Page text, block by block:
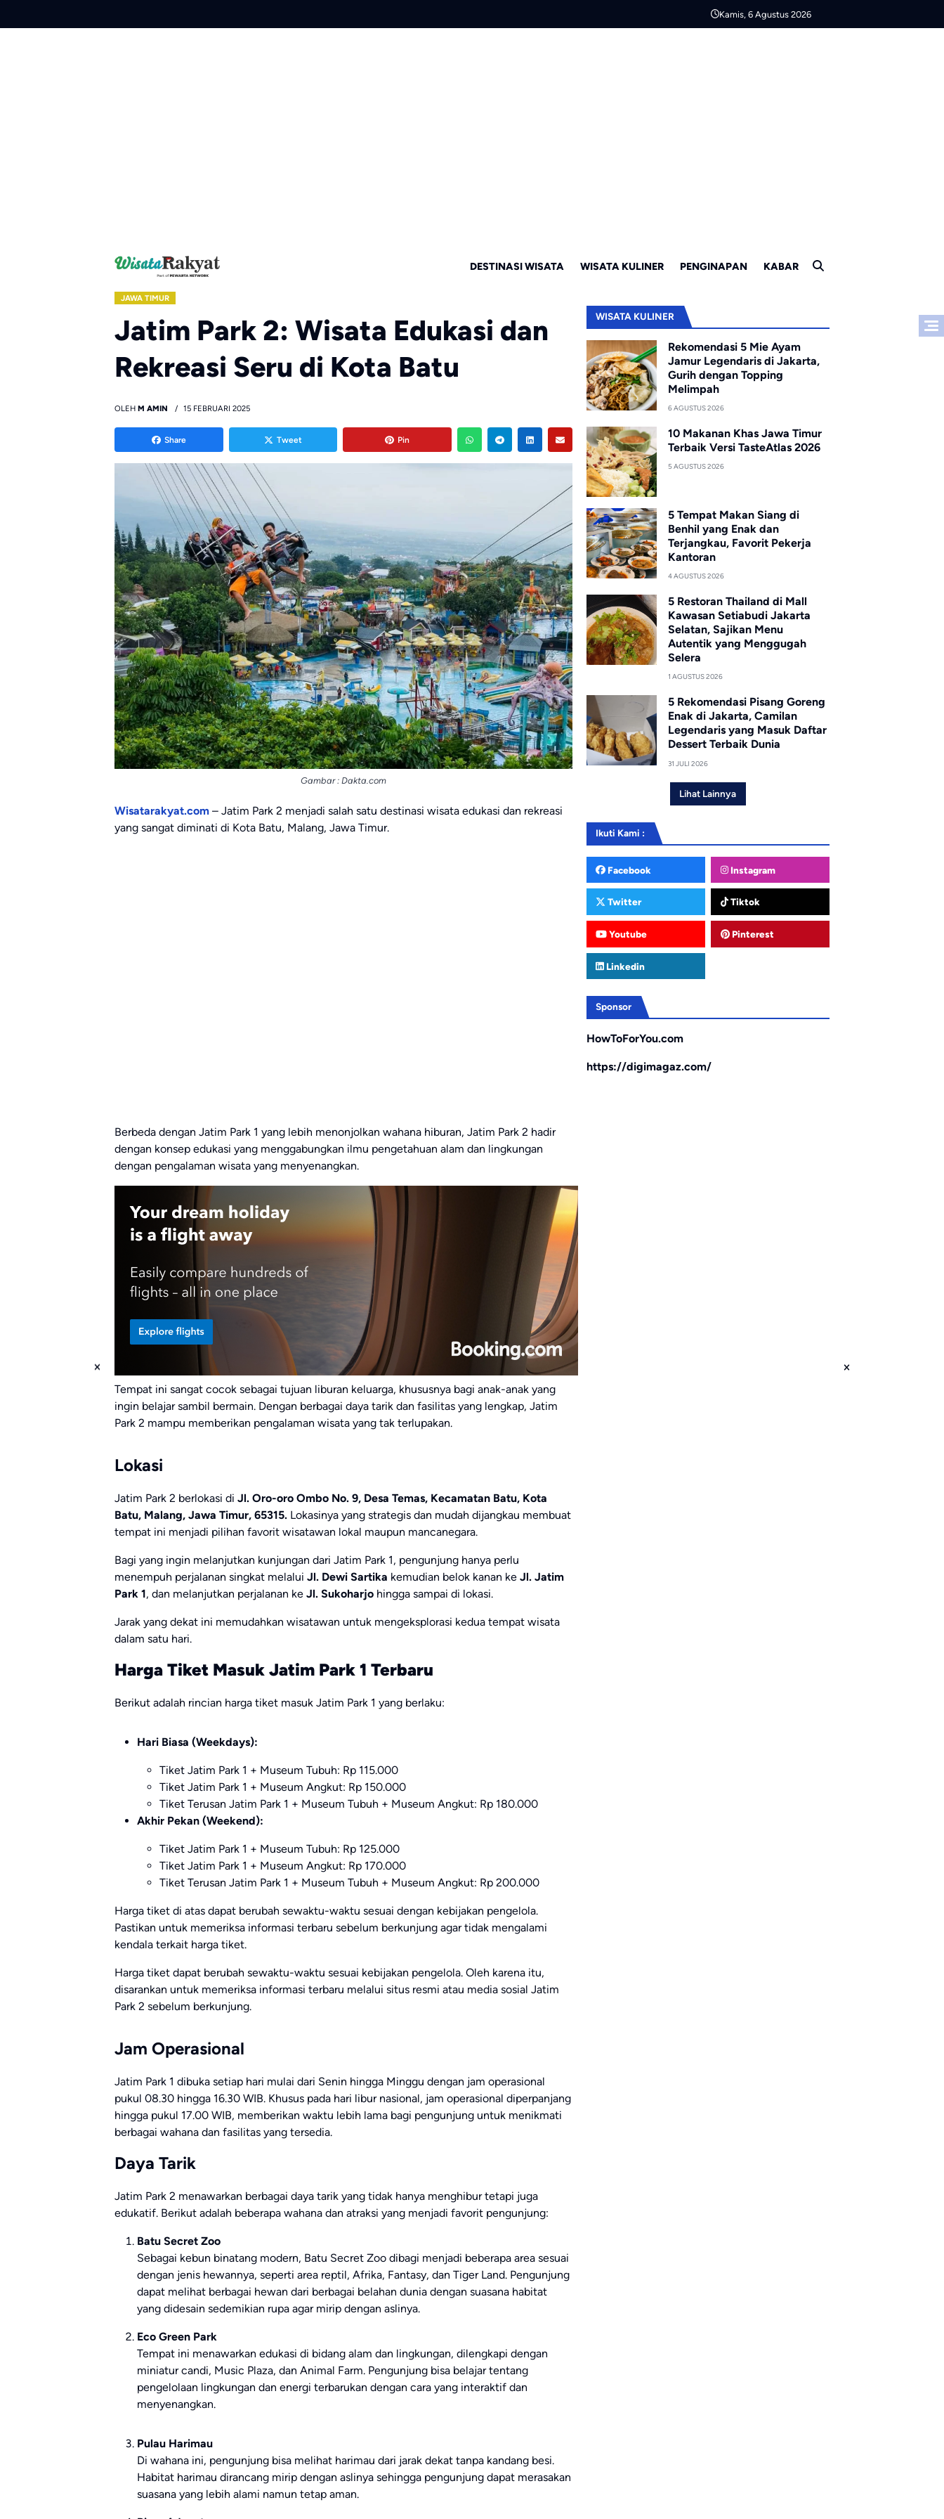
Kamis, 6 Agustus 2026
DESTINASI WISATA WISATA KULINER PENGINAPAN KABAR
JAWA TIMUR
Jatim Park 2: Wisata Edukasi dan
Rekreasi Seru di Kota Batu
OLEH M AMIN 15 FEBRUARI 2025
Share Tweet Pin
Gambar : Dakta.com
Wisatarakyat.com – Jatim Park 2 menjadi salah satu destinasi wisata edukasi dan rekreasi
yang sangat diminati di Kota Batu, Malang, Jawa Timur.
Berbeda dengan Jatim Park 1 yang lebih menonjolkan wahana hiburan, Jatim Park 2 hadir
dengan konsep edukasi yang menggabungkan ilmu pengetahuan alam dan lingkungan
dengan pengalaman wisata yang menyenangkan.
Tempat ini sangat cocok sebagai tujuan liburan keluarga, khususnya bagi anak-anak yang
ingin belajar sambil bermain. Dengan berbagai daya tarik dan fasilitas yang lengkap, Jatim
Park 2 mampu memberikan pengalaman wisata yang tak terlupakan.
Lokasi
Jatim Park 2 berlokasi di Jl. Oro-oro Ombo No. 9, Desa Temas, Kecamatan Batu, Kota
Batu, Malang, Jawa Timur, 65315. Lokasinya yang strategis dan mudah dijangkau membuat
tempat ini menjadi pilihan favorit wisatawan lokal maupun mancanegara.
Bagi yang ingin melanjutkan kunjungan dari Jatim Park 1, pengunjung hanya perlu
menempuh perjalanan singkat melalui Jl. Dewi Sartika kemudian belok kanan ke Jl. Jatim
Park 1, dan melanjutkan perjalanan ke Jl. Sukoharjo hingga sampai di lokasi.
Jarak yang dekat ini memudahkan wisatawan untuk mengeksplorasi kedua tempat wisata
dalam satu hari.
Harga Tiket Masuk Jatim Park 1 Terbaru
Berikut adalah rincian harga tiket masuk Jatim Park 1 yang berlaku:
Hari Biasa (Weekdays):
Tiket Jatim Park 1 + Museum Tubuh: Rp 115.000
Tiket Jatim Park 1 + Museum Angkut: Rp 150.000
Tiket Terusan Jatim Park 1 + Museum Tubuh + Museum Angkut: Rp 180.000
Akhir Pekan (Weekend):
Tiket Jatim Park 1 + Museum Tubuh: Rp 125.000
Tiket Jatim Park 1 + Museum Angkut: Rp 170.000
Tiket Terusan Jatim Park 1 + Museum Tubuh + Museum Angkut: Rp 200.000
Harga tiket di atas dapat berubah sewaktu-waktu sesuai dengan kebijakan pengelola.
Pastikan untuk memeriksa informasi terbaru sebelum berkunjung agar tidak mengalami
kendala terkait harga tiket.
Harga tiket dapat berubah sewaktu-waktu sesuai kebijakan pengelola. Oleh karena itu,
disarankan untuk memeriksa informasi terbaru melalui situs resmi atau media sosial Jatim
Park 2 sebelum berkunjung.
Jam Operasional
Jatim Park 1 dibuka setiap hari mulai dari Senin hingga Minggu dengan jam operasional
pukul 08.30 hingga 16.30 WIB. Khusus pada hari libur nasional, jam operasional diperpanjang
hingga pukul 17.00 WIB, memberikan waktu lebih lama bagi pengunjung untuk menikmati
berbagai wahana dan fasilitas yang tersedia.
Daya Tarik
Jatim Park 2 menawarkan berbagai daya tarik yang tidak hanya menghibur tetapi juga
edukatif. Berikut adalah beberapa wahana dan atraksi yang menjadi favorit pengunjung:
Batu Secret Zoo
Sebagai kebun binatang modern, Batu Secret Zoo dibagi menjadi beberapa area sesuai
dengan jenis hewannya, seperti area reptil, Afrika, Fantasy, dan Tiger Land. Pengunjung
dapat melihat berbagai hewan dari berbagai belahan dunia dengan suasana habitat
yang didesain sedemikian rupa agar mirip dengan aslinya.
Eco Green Park
Tempat ini menawarkan edukasi di bidang alam dan lingkungan, dilengkapi dengan
miniatur candi, Music Plaza, dan Animal Farm. Pengunjung bisa belajar tentang
pengelolaan lingkungan dan energi terbarukan dengan cara yang interaktif dan
menyenangkan.
Pulau Harimau
Di wahana ini, pengunjung bisa melihat harimau dari jarak dekat tanpa kandang besi.
Habitat harimau dirancang mirip dengan aslinya sehingga pengunjung dapat merasakan
suasana yang lebih alami namun tetap aman.
WISATA KULINER
Rekomendasi 5 Mie Ayam
Jamur Legendaris di Jakarta,
Gurih dengan Topping
Melimpah
6 AGUSTUS 2026
10 Makanan Khas Jawa Timur
Terbaik Versi TasteAtlas 2026
5 AGUSTUS 2026
5 Tempat Makan Siang di
Benhil yang Enak dan
Terjangkau, Favorit Pekerja
Kantoran
4 AGUSTUS 2026
5 Restoran Thailand di Mall
Kawasan Setiabudi Jakarta
Selatan, Sajikan Menu
Autentik yang Menggugah
Selera
1 AGUSTUS 2026
5 Rekomendasi Pisang Goreng
Enak di Jakarta, Camilan
Legendaris yang Masuk Daftar
Dessert Terbaik Dunia
31 JULI 2026
Lihat Lainnya
Ikuti Kami :
Facebook Instagram
Twitter Tiktok
Youtube Pinterest
Linkedin
Sponsor
HowToForYou.com
https://digimagaz.com/